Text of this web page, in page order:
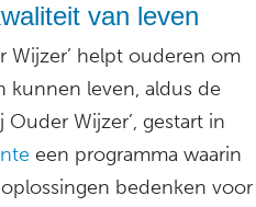
van leven
Wijzer’ helpt ouderen om
kunnen leven, aldus de
Ouder Wijzer’, gestart in
een programma waarin
bedenken voor